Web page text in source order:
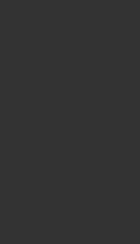
TO SEE MORE OPTIONS
マイクロミニスカート